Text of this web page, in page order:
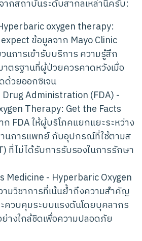
ากสถาบันระดับสากลเหล่านี้ครับ:
oxygen therapy:
ข้อมูลจาก Mayo Clinic
นการเข้ารับบริการ ความรู้สึก
าตรฐานที่ผู้ป่วยควรคาดหวังเมื่อ
ด้วยออกซิเจน
Drug Administration (FDA) -
Therapy: Get the Facts
ก FDA ให้ผู้บริโภคแยกแยะระหว่าง
นการแพทย์ กับอุปกรณ์ที่ใช้ตามส
ที่ไม่ได้รับการรับรองในการรักษา
Medicine - Hyperbaric Oxygen
มวิชาการที่เน้นย้ำถึงความสำคัญ
ควบคุมระบบแรงดันโดยบุคลากร
างใกล้ชิดเพื่อความปลอดภัย